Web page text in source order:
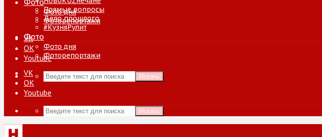
Фото
Фото дня
Фоторепортажи
VK
ОК
Youtube
Искать
Прямые вопросы
Дело прошлого
#КузняРулит
Фото
Фото дня
Фоторепортажи
VK
ОК
Youtube
Искать